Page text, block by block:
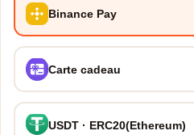
Binance Pay
Carte cadeau
USDT · ERC20(Ethereum)